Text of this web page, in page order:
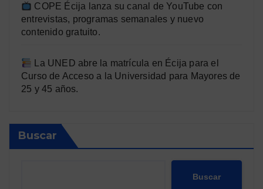
COPE Écija lanza su canal de YouTube con
entrevistas, programas semanales y nuevo
contenido gratuito.
La UNED abre la matrícula en Écija para el
Curso de Acceso a la Universidad para Mayores de
25 y 45 años.
Buscar
Buscar